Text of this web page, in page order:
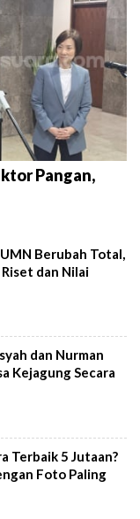
Pangan,
Berubah Total,
dan Nilai
dan Nurman
Kejagung Secara
Terbaik 5 Jutaan?
Foto Paling